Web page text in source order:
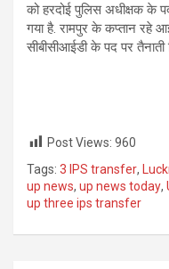
को हरदोई पुलिस अधीक्षक के
गया है. रामपुर के कप्‍तान रहे
सीबीसीआईडी के पद पर तैनाती
Post Views: 960
Tags: 3 IPS transfer,
up news, up news today,
up three ips transfer